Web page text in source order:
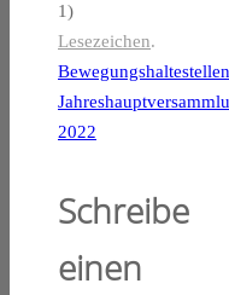
1)
Lesezeichen.
Bewegungshaltestellen
2022
Schreibe
einen